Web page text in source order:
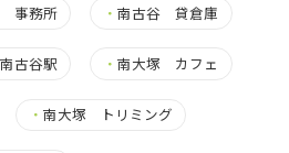
事務所 ・南古谷 貸倉庫
南古谷駅 ・南大塚 カフェ
・南大塚 トリミング